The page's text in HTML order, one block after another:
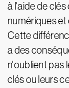
à l'aide de
numériques
Cette
a des
n'oublient pas
clés ou leurs